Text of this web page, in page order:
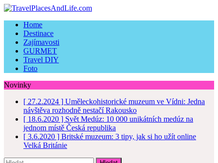
Home
Destinace
Zajímavosti
GURMET
Travel DIY
Foto
Novinky
[ 27.2.2024 ] Uměleckohistorické muzeum ve Vídni: Jedna
návštěva rozhodně nestačíRakousko
[ 18.6.2020 ] Svět Medúz: 10 000 unikátních medúz na
jednom místě Česká republika
[ 3.6.2020 ] Britské muzeum: 3 tipy, jak si ho užít online
Velká Británie
Vyhledávání